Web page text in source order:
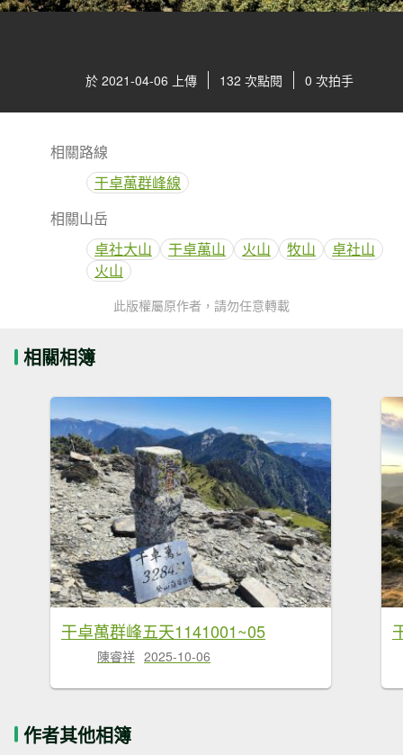
於 2021-04-06 上傳 132 次點閱 0 次拍手
相關路線
干卓萬群峰線
相關山岳
卓社大山
干卓萬山 火山 牧山
卓社山
火山
此版權屬原作者，請勿任意轉載
相關相簿
干卓萬群峰五天1141001~05
陳睿祥 2025-10-06
作者其他相簿